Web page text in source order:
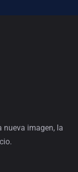
nueva imagen, la